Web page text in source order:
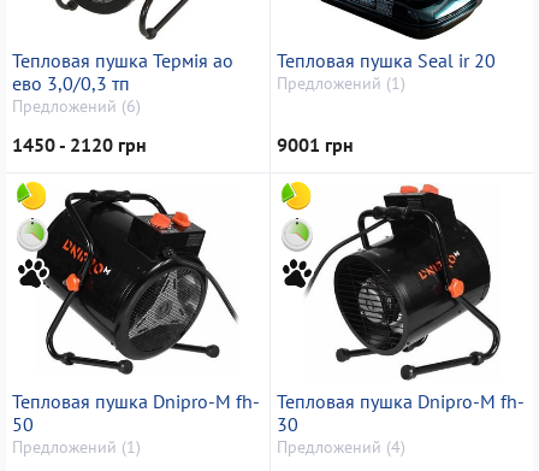
Тепловая пушка Термія ао
ево 3,0/0,3 тп
Предложений (6)
1450 - 2120 грн
Тепловая пушка Seal ir 20
Предложений (1)
9001 грн
Тепловая пушка Dnipro-M fh-
50
Предложений (1)
Тепловая пушка Dnipro-M fh-
30
Предложений (4)